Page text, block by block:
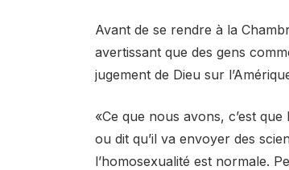
Avant de se rendre à la
avertissant que des gens
jugement de Dieu sur
«Ce que nous avons, c’est
ou dit qu’il va envoyer des
l’homosexualité est normale.